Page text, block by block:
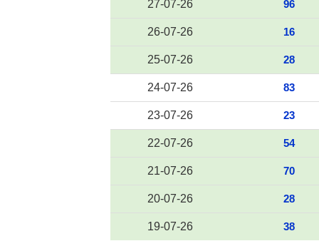
27-07-26 96
26-07-26 16
25-07-26 28
24-07-26 83
23-07-26 23
22-07-26 54
21-07-26 70
20-07-26 28
19-07-26 38